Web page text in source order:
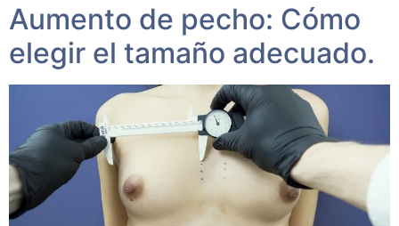
Aumento de pecho: Cómo
elegir el tamaño adecuado.